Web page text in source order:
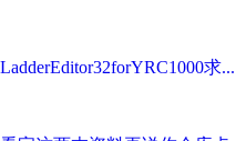
LadderEditor32forYRC1000求...